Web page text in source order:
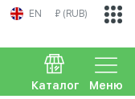
EN ₽ (RUB)
Меню
Каталог